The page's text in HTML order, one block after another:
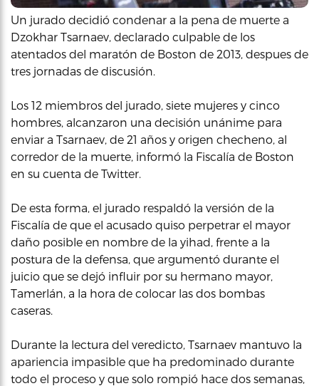
Un jurado decidió condenar a la pena de muerte a
Dzokhar Tsarnaev, declarado culpable de los
atentados del maratón de Boston de 2013, despues de
tres jornadas de discusión.
Los 12 miembros del jurado, siete mujeres y cinco
hombres, alcanzaron una decisión unánime para
enviar a Tsarnaev, de 21 años y origen checheno, al
corredor de la muerte, informó la Fiscalía de Boston
en su cuenta de Twitter.
De esta forma, el jurado respaldó la versión de la
Fiscalía de que el acusado quiso perpetrar el mayor
daño posible en nombre de la yihad, frente a la
postura de la defensa, que argumentó durante el
juicio que se dejó influir por su hermano mayor,
Tamerlán, a la hora de colocar las dos bombas
caseras.
Durante la lectura del veredicto, Tsarnaev mantuvo la
apariencia impasible que ha predominado durante
todo el proceso y que solo rompió hace dos semanas,